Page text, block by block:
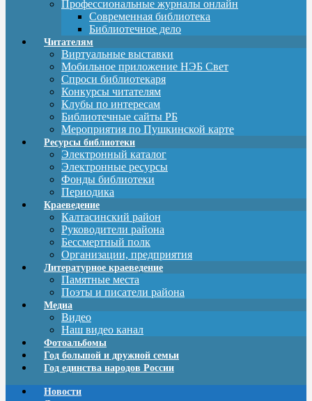
Профессиональные журналы онлайн
Современная библиотека
Библиотечное дело
Читателям
Виртуальные выставки
Мобильное приложение НЭБ Свет
Спроси библиотекаря
Конкурсы читателям
Клубы по интересам
Библиотечные сайты РБ
Мероприятия по Пушкинской карте
Ресурсы библиотеки
Электронный каталог
Электронные ресурсы
Фонды библиотеки
Периодика
Краеведение
Калтасинский район
Руководители района
Бессмертный полк
Организации, предприятия
Литературное краеведение
Памятные места
Поэты и писатели района
Медиа
Видео
Наш видео канал
Фотоальбомы
Год большой и дружной семьи
Год единства народов России
Новости